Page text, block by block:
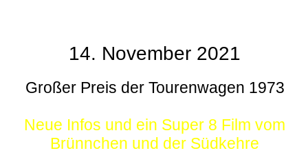
14. November 2021
Großer Preis der Tourenwagen 1973
Neue Infos und ein Super 8 Film vom
Brünnchen und der Südkehre